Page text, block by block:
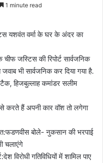
1 minute read
यशवंत वर्मा के घर के अंदर का
जस्टिस की रिपोर्ट सार्वजनिक
भी सार्वजनिक कर दिया गया है.
हिजबुल्लाह कमांडर सलीम
करते हैं अपनी कार वॉश तो लगेगा
बोले- नुकसान की भरपाई
चलाएंगे
विरोधी गतिविधियों में शामिल पाए